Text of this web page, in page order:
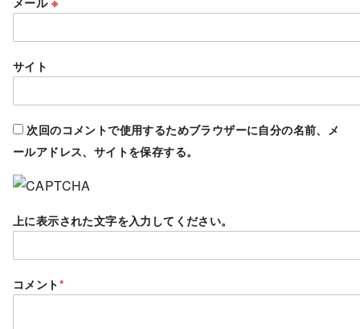
サイト
次回のコメントで使用するためブラウザーに自分の名前、メ
ールアドレス、サイトを保存する。
上に表示された文字を入力してください。
コメント*